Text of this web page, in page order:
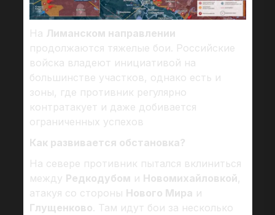
На Лиманском направлении
продолжаются тяжелые бои. Российские
войска владеют инициативой на
большинстве участков, однако есть и
зоны, где противник регулярно
контратакует и даже добивается
ограниченных успехов
Как развивается обстановка?
На севере противник пытался вклиниться
между Редкодубом и Новомихайловкой,
атакуя со стороны Нового Мира и
Глущенково. Там идут бои за несколько